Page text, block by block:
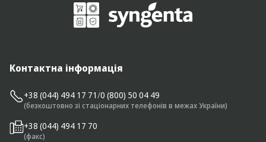
Контактна інформація
+38 (044) 494 17 71/0 (800) 50 04 49
(безкоштовно зі стаціонарних телефонів в межах України)
+38 (044) 494 17 70
(факс)